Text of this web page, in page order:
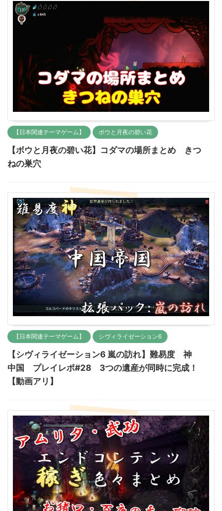
【日本関連テーマゲーム】 ボウと月夜の碧い花
【ボウと月夜の碧い花】コダマの場所まとめ きつ
ねの巣穴
【日本関連テーマゲーム】 シヴィライゼーション6
【シヴィライゼーション6 嵐の訪れ】難易度 神
中国 プレイレポ#28 3つの遺産が同時に完成！
【動画アリ】